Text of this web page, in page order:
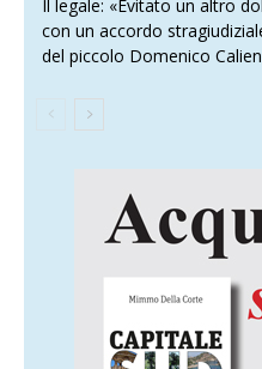
Il legale: «Evitato un altro
con un accordo
del piccolo Domenico